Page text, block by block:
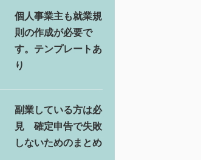
個人事業主も就業規
則の作成が必要で
す。テンプレートあ
り
副業している方は必
見 確定申告で失敗
しないためのまとめ